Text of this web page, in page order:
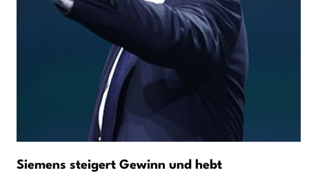
Siemens steigert Gewinn und hebt